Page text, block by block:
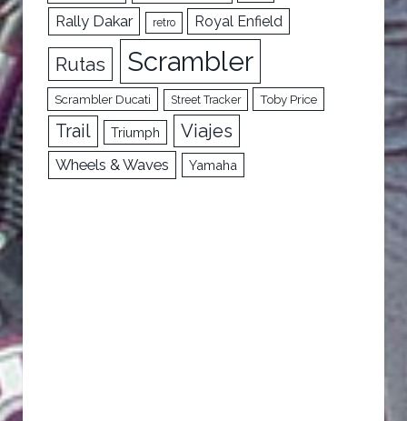
Rally Dakar retro Royal Enfield
Rutas Scrambler
Scrambler Ducati Street Tracker Toby Price
Trail Triumph Viajes
Wheels & Waves Yamaha